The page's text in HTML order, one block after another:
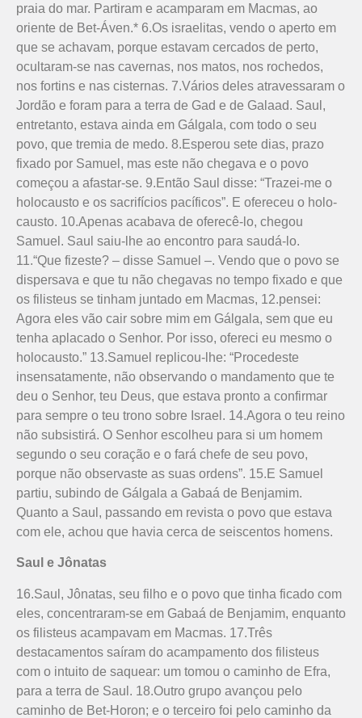
praia do mar. Partiram e acamparam em Macmas, ao
oriente de Bet-Áven.* 6.Os israelitas, vendo o aperto em
que se achavam, porque estavam cercados de perto,
ocultaram-se nas cavernas, nos matos, nos rochedos,
nos fortins e nas cisternas. 7.Vários deles atravessaram o
Jordão e foram para a terra de Gad e de Galaad. Saul,
entretanto, estava ainda em Gálgala, com todo o seu
povo, que tremia de medo. 8.Esperou sete dias, prazo
fixado por Samuel, mas este não chegava e o povo
começou a afastar-se. 9.Então Saul disse: “Trazei-me o
holocausto e os sacrifícios pacíficos”. E ofereceu o holo­
causto. 10.Apenas acabava de oferecê-lo, chegou
Samuel. Saul saiu-lhe ao encontro para saudá-lo.
11.“Que fizeste? – disse Samuel –. Vendo que o povo se
dispersava e que tu não chegavas no tempo fixado e que
os filisteus se tinham juntado em Macmas, 12.pensei:
Agora eles vão cair sobre mim em Gálgala, sem que eu
tenha aplacado o Senhor. Por isso, ofereci eu mesmo o
holocausto.” 13.Samuel replicou-lhe: “Procedeste
insensatamente, não observando o mandamento que te
deu o Senhor, teu Deus, que estava pronto a confirmar
para sempre o teu trono sobre Israel. 14.Agora o teu reino
não subsistirá. O Senhor escolheu para si um homem
segundo o seu coração e o fará chefe de seu povo,
porque não observaste as suas ordens”. 15.E Samuel
partiu, subindo de Gálgala a Gabaá de Ben­jamim.
Quanto a Saul, passando em revista o povo que estava
com ele, achou que havia cerca de seiscentos homens.
Saul e Jônatas
16.Saul, Jônatas, seu filho e o povo que tinha ficado com
eles, concentraram-se em Gabaá de Benjamim, enquanto
os filisteus acampavam em Macmas. 17.Três
destacamentos saíram do acampamento dos filisteus
com o intuito de saquear: um tomou o caminho de Efra,
para a terra de Saul. 18.Outro grupo avançou pelo
caminho de Bet-Horon; e o terceiro foi pelo caminho da